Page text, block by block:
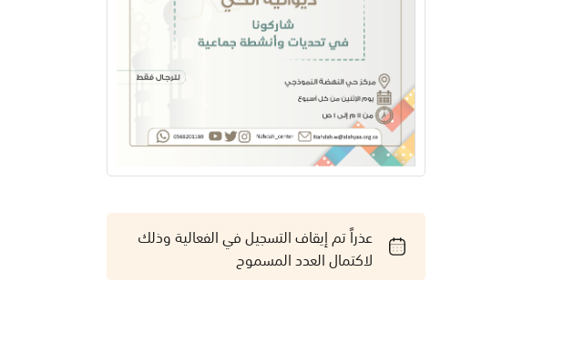
عذراً تم إيقاف التسجيل في الفعالية وذلك
لاكتمال العدد المسموح